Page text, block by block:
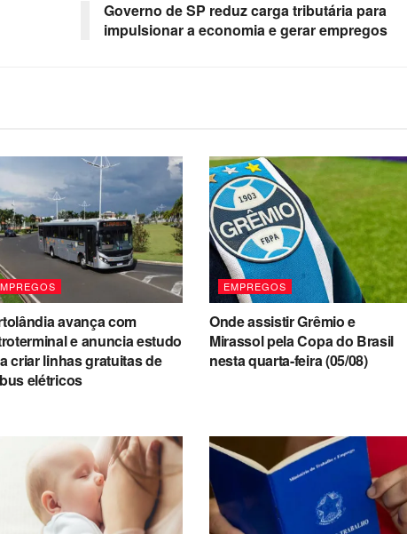
Governo de SP reduz carga tributária para
impulsionar a economia e gerar empregos
avança com
e anuncia estudo
criar linhas gratuitas de
elétricos
EMPREGOS
Onde assistir Grêmio e
Mirassol pela Copa do Brasil
nesta quarta-feira (05/08)